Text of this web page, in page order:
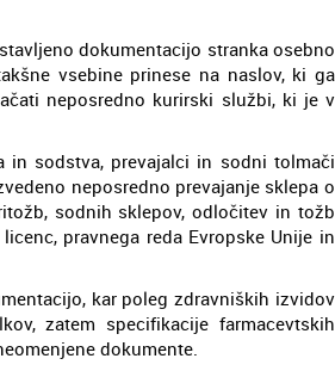
dokumentacijo stranka osebno
vsebine prinese na naslov, ki ga
neposredno kurirski službi, ki je v
in sodstva, prevajalci in sodni tolmači
neposredno prevajanje sklepa o
sodnih sklepov, odločitev in tožb
pravnega reda Evropske Unije in
kar poleg zdravniških izvidov
zatem specifikacije farmacevtskih
dokumente.